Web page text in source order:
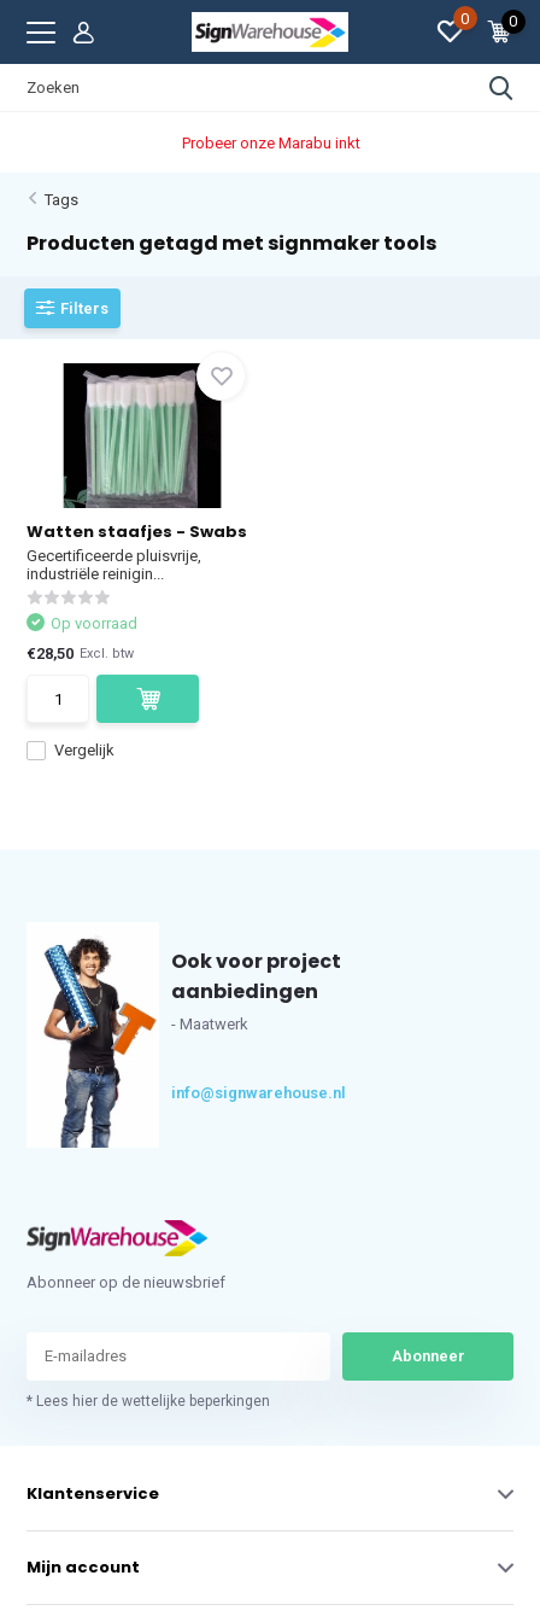
0 0
Probeer onze Marabu inkt
Tags
Producten getagd met signmaker tools
Filters
Watten staafjes - Swabs
Gecertificeerde pluisvrije,
industriële reinigin...
Vergelijk
Op voorraad
€28,50 Excl. btw
Ook voor project
aanbiedingen
- Maatwerk
info@signwarehouse.nl
Abonneer op de nieuwsbrief
Abonneer
* Lees hier de wettelijke beperkingen
Klantenservice
Mijn account